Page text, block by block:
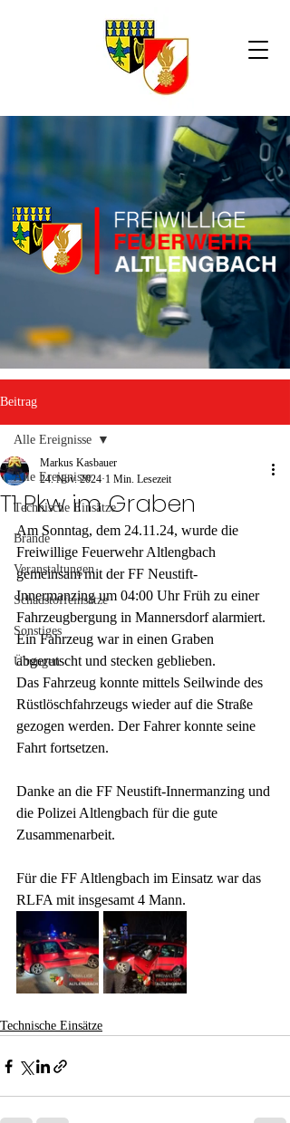
Beitrag
Alle Ereignisse
Technische Einsätze
Brände
Veranstaltungen
Schadstoffeinsätze
Sonstiges
Übungen
Alle Ereignisse
T1 Pkw im Graben
Markus Kasbauer
24. Nov. 2024 1 Min. Lesezeit
Am Sonntag, dem 24.11.24, wurde die
Freiwillige Feuerwehr Altlengbach
gemeinsam mit der FF Neustift-
Innermanzing um 04:00 Uhr Früh zu einer
Fahrzeugbergung in Mannersdorf alarmiert.
Ein Fahrzeug war in einen Graben
abgerutscht und stecken geblieben.
Das Fahrzeug konnte mittels Seilwinde des
Rüstlöschfahrzeugs wieder auf die Straße
gezogen werden. Der Fahrer konnte seine
Fahrt fortsetzen.
Danke an die FF Neustift-Innermanzing und
die Polizei Altlengbach für die gute
Zusammenarbeit.
Für die FF Altlengbach im Einsatz war das
RLFA mit insgesamt 4 Mann.
Technische Einsätze